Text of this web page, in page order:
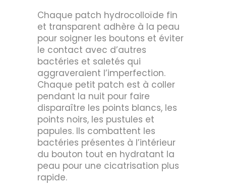
Chaque patch hydrocolloïde fin
et transparent adhère à la peau
pour soigner les boutons et éviter
le contact avec d’autres
bactéries et saletés qui
aggraveraient l’imperfection.
Chaque petit patch est à coller
pendant la nuit pour faire
disparaître les points blancs, les
points noirs, les pustules et
papules. Ils combattent les
bactéries présentes à l’intérieur
du bouton tout en hydratant la
peau pour une cicatrisation plus
rapide.